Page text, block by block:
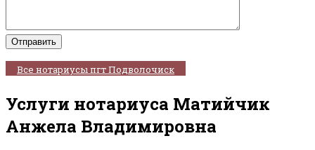
Все нотариусы пгт Подволочиск
Услуги нотариуса Матийчик
Анжела Владимировна